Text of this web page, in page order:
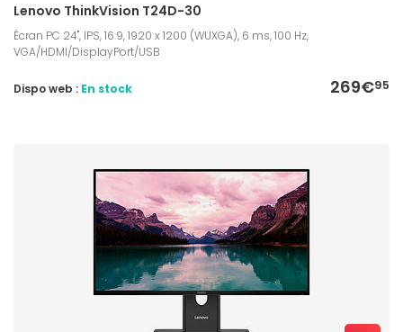
Lenovo ThinkVision T24D-30
Écran PC 24", IPS, 16:9, 1920 x 1200 (WUXGA), 6 ms, 100 Hz,
VGA/HDMI/DisplayPort/USB
269€95
Dispo web : En stock